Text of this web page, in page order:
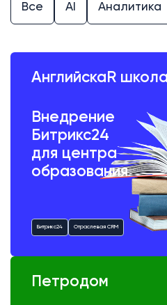
Все AI Аналитика
АнглийскаR
Внедрение
Битрикс24
для центра
образования
Битрикс24 Отраслевая CRM
Петродом